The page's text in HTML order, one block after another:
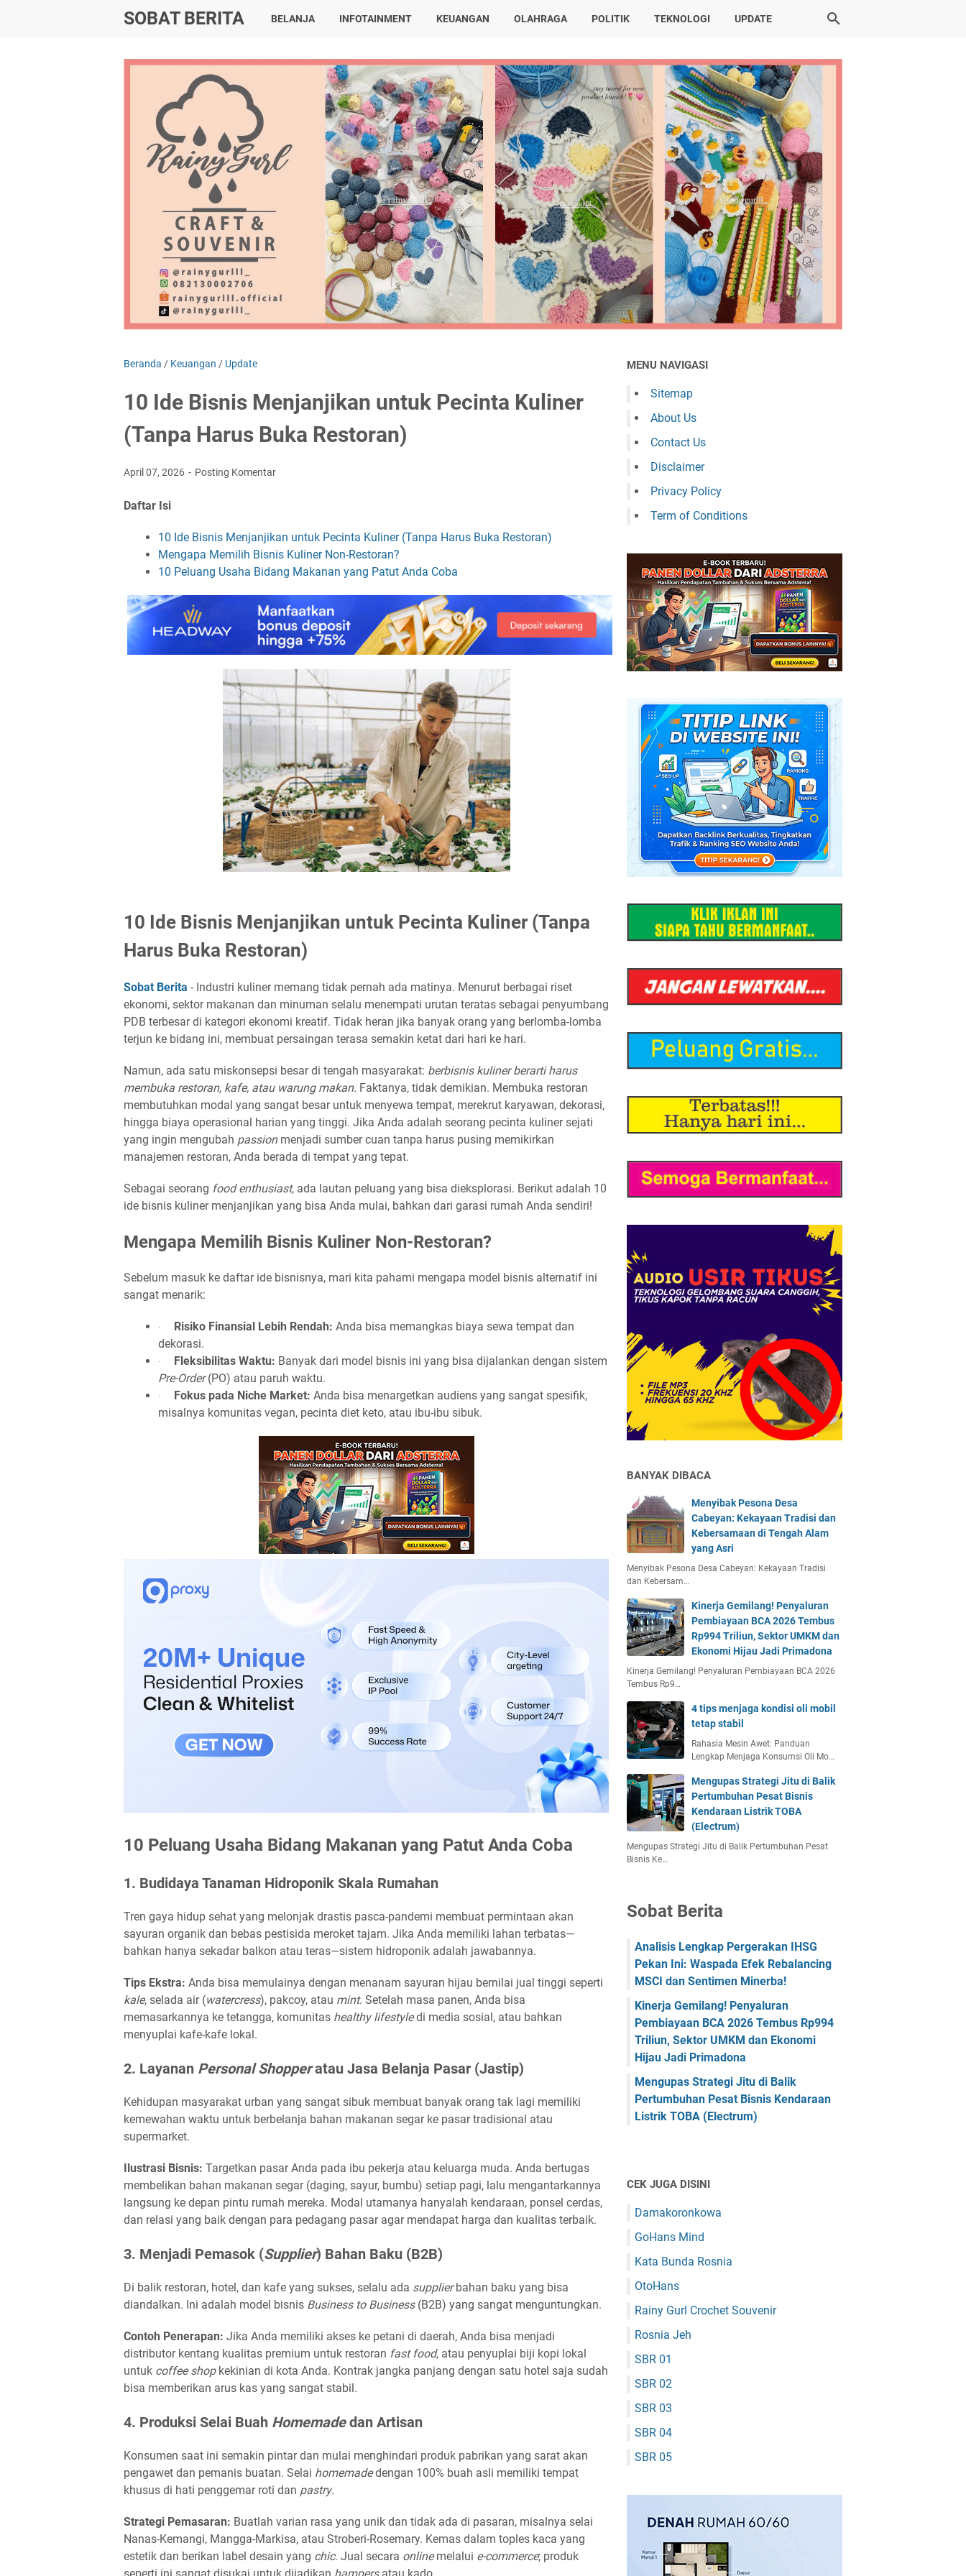
SOBAT BERITA BELANJA INFOTAINMENT KEUANGAN OLAHRAGA POLITIK TEKNOLOGI UPDATE
Beranda / Keuangan / Update
10 Ide Bisnis Menjanjikan untuk Pecinta Kuliner
(Tanpa Harus Buka Restoran)
April 07, 2026 Posting Komentar
Daftar Isi
10 Ide Bisnis Menjanjikan untuk Pecinta Kuliner (Tanpa Harus Buka Restoran)
Mengapa Memilih Bisnis Kuliner Non-Restoran?
10 Peluang Usaha Bidang Makanan yang Patut Anda Coba
10 Ide Bisnis Menjanjikan untuk Pecinta Kuliner (Tanpa
Harus Buka Restoran)
Sobat Berita - Industri kuliner memang tidak pernah ada matinya. Menurut berbagai riset
ekonomi, sektor makanan dan minuman selalu menempati urutan teratas sebagai penyumbang
PDB terbesar di kategori ekonomi kreatif. Tidak heran jika banyak orang yang berlomba-lomba
terjun ke bidang ini, membuat persaingan terasa semakin ketat dari hari ke hari.
Namun, ada satu miskonsepsi besar di tengah masyarakat: berbisnis kuliner berarti harus
membuka restoran, kafe, atau warung makan. Faktanya, tidak demikian. Membuka restoran
membutuhkan modal yang sangat besar untuk menyewa tempat, merekrut karyawan, dekorasi,
hingga biaya operasional harian yang tinggi. Jika Anda adalah seorang pecinta kuliner sejati
yang ingin mengubah passionmenjadi sumber cuan tanpa harus pusing memikirkan
manajemen restoran, Anda berada di tempat yang tepat.
Sebagai seorang food enthusiast, ada lautan peluang yang bisa dieksplorasi. Berikut adalah 10
ide bisnis kuliner menjanjikan yang bisa Anda mulai, bahkan dari garasi rumah Anda sendiri!
Mengapa Memilih Bisnis Kuliner Non-Restoran?
Sebelum masuk ke daftar ide bisnisnya, mari kita pahami mengapa model bisnis alternatif ini
sangat menarik:
· Risiko Finansial Lebih Rendah: Anda bisa memangkas biaya sewa tempat dan
dekorasi.
· Fleksibilitas Waktu: Banyak dari model bisnis ini yang bisa dijalankan dengan sistem
Pre-Order(PO) atau paruh waktu.
· Fokus pada Niche Market: Anda bisa menargetkan audiens yang sangat spesifik,
misalnya komunitas vegan, pecinta diet keto, atau ibu-ibu sibuk.
10 Peluang Usaha Bidang Makanan yang Patut Anda Coba
1. Budidaya Tanaman Hidroponik Skala Rumahan
Tren gaya hidup sehat yang melonjak drastis pasca-pandemi membuat permintaan akan
sayuran organik dan bebas pestisida meroket tajam. Jika Anda memiliki lahan terbatas—
bahkan hanya sekadar balkon atau teras—sistem hidroponik adalah jawabannya.
Tips Ekstra: Anda bisa memulainya dengan menanam sayuran hijau bernilai jual tinggi seperti
kale, selada air (watercress), pakcoy, atau mint. Setelah masa panen, Anda bisa
memasarkannya ke tetangga, komunitas healthy lifestyledi media sosial, atau bahkan
menyuplai kafe-kafe lokal.
2. Layanan Personal Shopperatau Jasa Belanja Pasar (Jastip)
Kehidupan masyarakat urban yang sangat sibuk membuat banyak orang tak lagi memiliki
kemewahan waktu untuk berbelanja bahan makanan segar ke pasar tradisional atau
supermarket.
Ilustrasi Bisnis: Targetkan pasar Anda pada ibu pekerja atau keluarga muda. Anda bertugas
membelikan bahan makanan segar (daging, sayur, bumbu) setiap pagi, lalu mengantarkannya
langsung ke depan pintu rumah mereka. Modal utamanya hanyalah kendaraan, ponsel cerdas,
dan relasi yang baik dengan para pedagang pasar agar mendapat harga dan kualitas terbaik.
3. Menjadi Pemasok (Supplier) Bahan Baku (B2B)
Di balik restoran, hotel, dan kafe yang sukses, selalu ada supplierbahan baku yang bisa
diandalkan. Ini adalah model bisnis Business to Business(B2B) yang sangat menguntungkan.
Contoh Penerapan: Jika Anda memiliki akses ke petani di daerah, Anda bisa menjadi
distributor kentang kualitas premium untuk restoran fast food, atau penyuplai biji kopi lokal
untuk coffee shopkekinian di kota Anda. Kontrak jangka panjang dengan satu hotel saja sudah
bisa memberikan arus kas yang sangat stabil.
4. Produksi Selai Buah Homemadedan Artisan
Konsumen saat ini semakin pintar dan mulai menghindari produk pabrikan yang sarat akan
pengawet dan pemanis buatan. Selai homemadedengan 100% buah asli memiliki tempat
khusus di hati penggemar roti dan pastry.
Strategi Pemasaran: Buatlah varian rasa yang unik dan tidak ada di pasaran, misalnya selai
Nanas-Kemangi, Mangga-Markisa, atau Stroberi-Rosemary. Kemas dalam toples kaca yang
estetik dan berikan label desain yang chic. Jual secara onlinemelalui e-commerce; produk
MENU NAVIGASI
Sitemap
About Us
Contact Us
Disclaimer
Privacy Policy
Term of Conditions
BANYAK DIBACA
Menyibak Pesona Desa
Cabeyan: Kekayaan Tradisi dan
Kebersamaan di Tengah Alam
yang Asri
Menyibak Pesona Desa Cabeyan: Kekayaan Tradisi
dan Kebersam…
Kinerja Gemilang! Penyaluran
Pembiayaan BCA 2026 Tembus
Rp994 Triliun, Sektor UMKM dan
Ekonomi Hijau Jadi Primadona
Kinerja Gemilang! Penyaluran Pembiayaan BCA 2026
Tembus Rp9…
4 tips menjaga kondisi oli mobil
tetap stabil
Rahasia Mesin Awet: Panduan
Lengkap Menjaga Konsumsi Oli Mo…
Mengupas Strategi Jitu di Balik
Pertumbuhan Pesat Bisnis
Kendaraan Listrik TOBA
(Electrum)
Mengupas Strategi Jitu di Balik Pertumbuhan Pesat
Bisnis Ke…
Sobat Berita
Analisis Lengkap Pergerakan IHSG
Pekan Ini: Waspada Efek Rebalancing
MSCI dan Sentimen Minerba!
Kinerja Gemilang! Penyaluran
Pembiayaan BCA 2026 Tembus Rp994
Triliun, Sektor UMKM dan Ekonomi
Hijau Jadi Primadona
Mengupas Strategi Jitu di Balik
Pertumbuhan Pesat Bisnis Kendaraan
Listrik TOBA (Electrum)
CEK JUGA DISINI
Damakoronkowa
GoHans Mind
Kata Bunda Rosnia
OtoHans
Rainy Gurl Crochet Souvenir
Rosnia Jeh
SBR 01
SBR 02
SBR 03
SBR 04
SBR 05